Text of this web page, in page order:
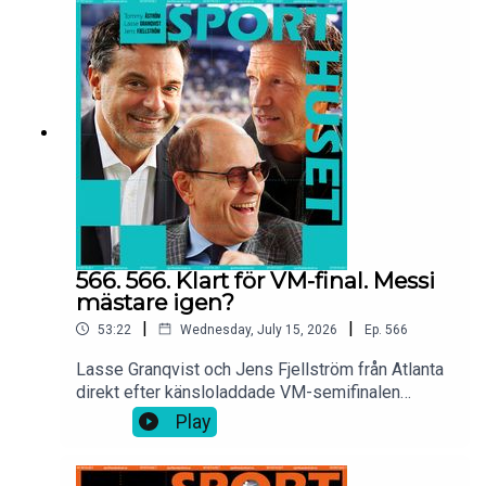
”rövarband” av mer tveksam karaktär. 104 matcher
under det 23:e världsmästerskapet i fotboll har
nått vägs ände. Grattis Spanien, bäst i
världen!Och:”Have a good one”!
566. 566. Klart för VM-final. Messi
mästare igen?
53:22 | Wednesday, July 15, 2026 | Ep. 566
Lasse Granqvist och Jens Fjellström från Atlanta
direkt efter känsloladdade VM-semifinalen
mellan England och Argentina. Lionel Messi klar
för sin tredje VM-final och kan för evigt passera
Maradona. Därför tappade England
Play